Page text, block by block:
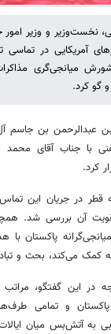
نخست‌وزیر و وزیر
آمریکایی در تماسی
میانجی‌گری
و گو کرد.
عبدالرحمن بن جاسم
با جناب آقای
کرد.
قطر در جریان این
آن بررسی شد.
پاکستان
کمک می‌کند، بحث و
در این گفتگو،
و تمامی
به آتش‌بس میان